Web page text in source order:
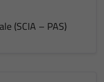
(SCIA – PAS)